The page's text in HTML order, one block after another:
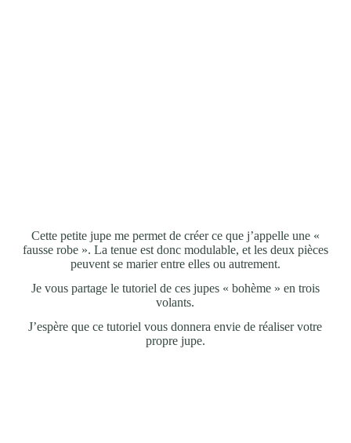
Cette petite jupe me permet de créer ce que j’appelle une «
fausse robe ». La tenue est donc modulable, et les deux pièces
peuvent se marier entre elles ou autrement.
Je vous partage le tutoriel de ces jupes « bohème » en trois
volants.
J’espère que ce tutoriel vous donnera envie de réaliser votre
propre jupe.